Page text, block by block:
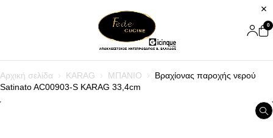
0
Αρχική σελίδα KARAG ΜΠΑΝΙΟ
Βραχίονας παροχής νερού
Satinato AC00903-S KARAG 33,4cm